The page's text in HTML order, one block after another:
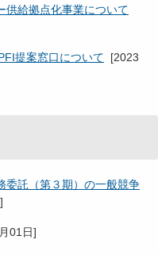
供給拠点化事業について
提案窓口について [2023
委託（第３期）の一般競争
]
01日]